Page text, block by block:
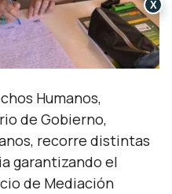
Humanos,
de Gobierno,
recorre distintas
garantizando el
de Mediación
X